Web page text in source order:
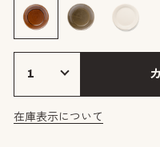
在庫表示について